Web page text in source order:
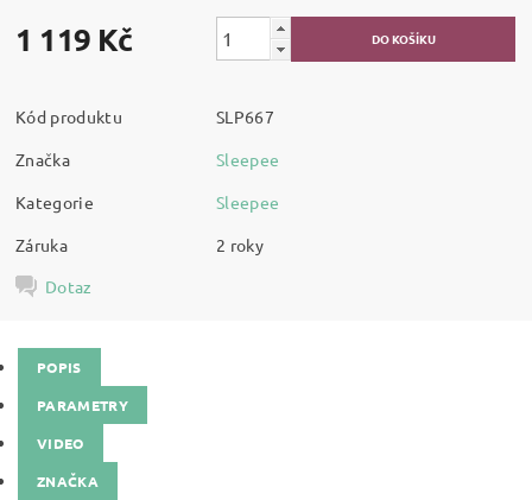
1 119 Kč
Kód produktu
SLP667
Značka
Sleepee
Kategorie
Sleepee
Záruka
2 roky
Dotaz
POPIS
PARAMETRY
VIDEO
ZNAČKA